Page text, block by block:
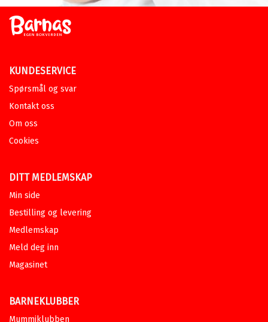
KUNDESERVICE
Spørsmål og svar
Kontakt oss
Om oss
Cookies
DITT MEDLEMSKAP
Min side
Bestilling og levering
Medlemskap
Meld deg inn
Magasinet
BARNEKLUBBER
Mummiklubben